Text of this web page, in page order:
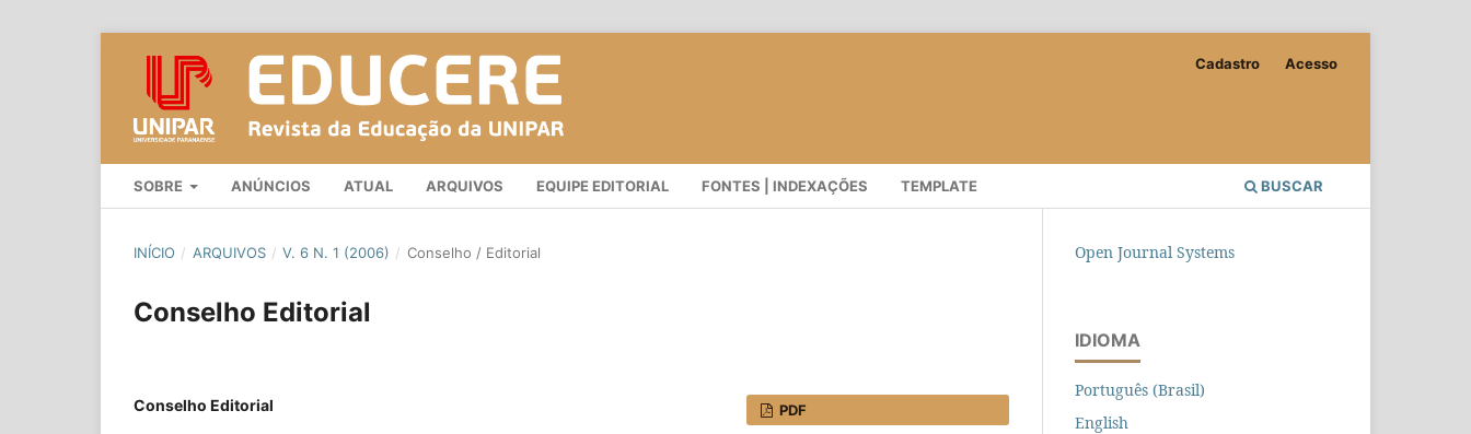
SOBRE ANÚNCIOS ATUAL ARQUIVOS EQUIPE EDITORIAL FONTES | INDEXAÇÕES TEMPLATE BUSCAR
Cadastro Acesso
INÍCIO / ARQUIVOS / V. 6 N. 1 (2006) / Conselho / Editorial
Conselho Editorial
Conselho Editorial PDF
Open Journal Systems
IDIOMA
Português (Brasil)
English